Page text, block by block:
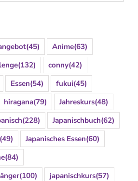
(45) Anime(63)
(132) conny(42)
Essen(54) fukui(45)
hiragana(79) Jahreskurs(48)
(228) Japanischbuch(62)
(49) Japanisches Essen(60)
(84)
(100) japanischkurs(57)